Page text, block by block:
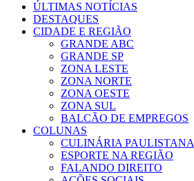
ÚLTIMAS NOTÍCIAS
DESTAQUES
CIDADE E REGIÃO
GRANDE ABC
GRANDE SP
ZONA LESTE
ZONA NORTE
ZONA OESTE
ZONA SUL
BALCÃO DE EMPREGOS
COLUNAS
CULINÁRIA PAULISTANA
ESPORTE NA REGIÃO
FALANDO DIREITO